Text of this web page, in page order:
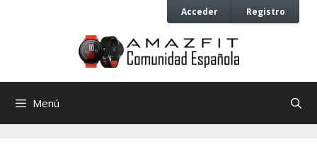
Acceder Registro
Menú